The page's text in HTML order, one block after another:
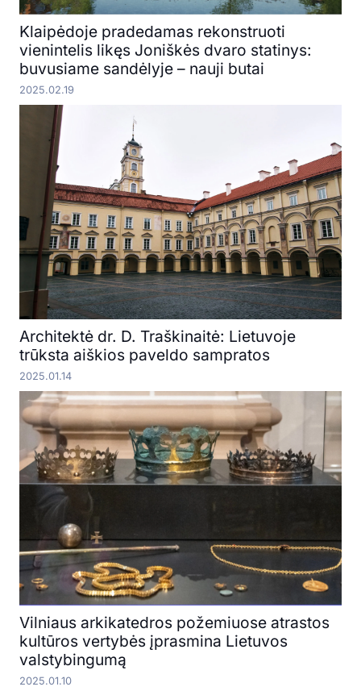
Klaipėdoje pradedamas rekonstruoti
vienintelis likęs Joniškės dvaro statinys:
buvusiame sandėlyje – nauji butai
2025.02.19
Architektė dr. D. Traškinaitė: Lietuvoje
trūksta aiškios paveldo sampratos
2025.01.14
Vilniaus arkikatedros požemiuose atrastos
kultūros vertybės įprasmina Lietuvos
valstybingumą
2025.01.10